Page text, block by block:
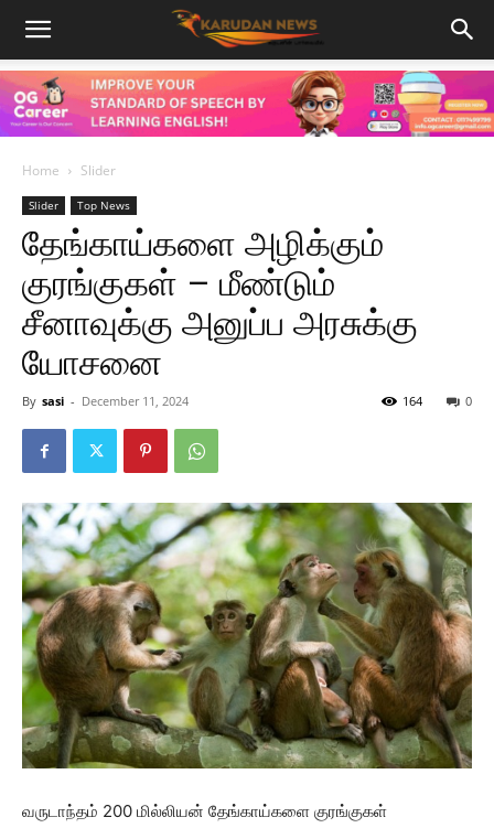
Home Slider
Slider Top News
தேங்காய்களை அழிக்கும்
குரங்குகள் – மீண்டும்
சீனாவுக்கு அனுப்ப அரசுக்கு
யோசனை
By sasi - December 11, 2024 0
164
வருடாந்தம் 200 மில்லியன் தேங்காய்களை குரங்குகள்